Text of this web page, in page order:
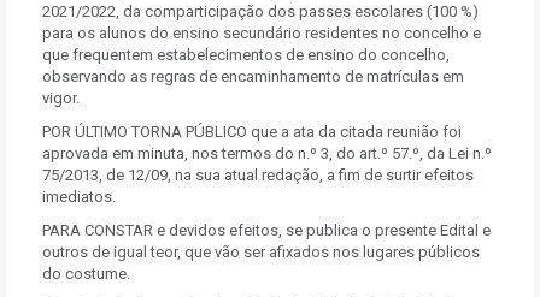
2021/2022, da comparticipação dos passes escolares (100 %)
para os alunos do ensino secundário residentes no concelho e
que frequentem estabelecimentos de ensino do concelho,
observando as regras de encaminhamento de matrículas em
vigor.
POR ÚLTIMO TORNA PÚBLICO que a ata da citada reunião foi
aprovada em minuta, nos termos do n.º 3, do art.º 57.º, da Lei n.º
75/2013, de 12/09, na sua atual redação, a fim de surtir efeitos
imediatos.
PARA CONSTAR e devidos efeitos, se publica o presente Edital e
outros de igual teor, que vão ser afixados nos lugares públicos
do costume.